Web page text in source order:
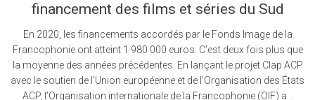
financement des films et séries du Sud
En 2020, les financements accordés par le Fonds Image de la
Francophonie ont atteint 1 980 000 euros. C’est deux fois plus que
la moyenne des années précédentes. En lançant le projet Clap ACP
avec le soutien de l’Union européenne et de l’Organisation des États
ACP, l’Organisation internationale de la Francophonie (OIF) a...